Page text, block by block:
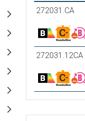
272031.CA
272031.12CA